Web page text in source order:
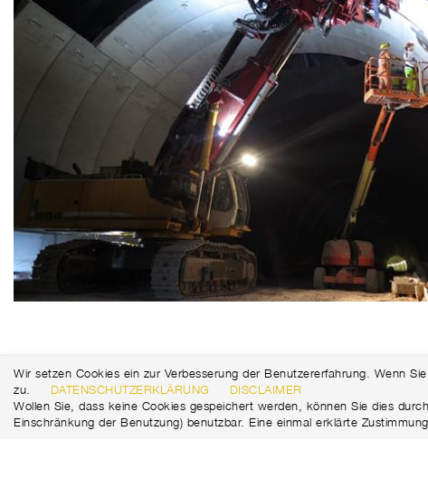
Wir setzen Cookies ein zur Verbesserung der Benutzererfahrung. Wenn
zu.
DATENSCHUTZERKLÄRUNG
DISCLAIMER
Wollen Sie, dass keine Cookies gespeichert werden, können Sie dies
Einschränkung der Benutzung) benutzbar. Eine einmal erklärte